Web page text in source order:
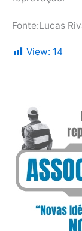
Fonte:Lucas
View: 14